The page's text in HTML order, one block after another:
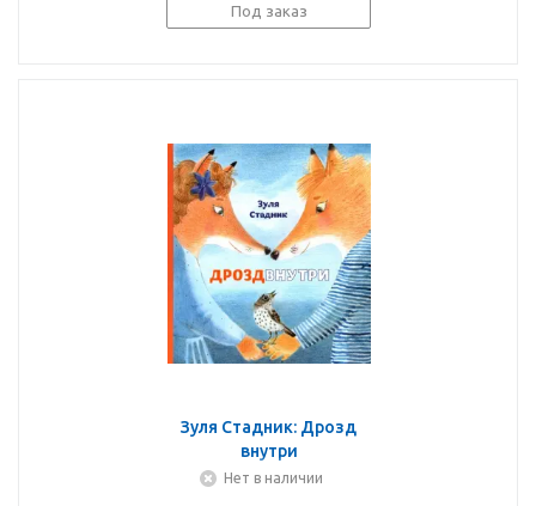
Под заказ
Зуля Стадник: Дрозд
внутри
Нет в наличии